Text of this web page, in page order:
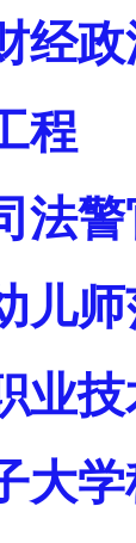
经
程
法
儿
业
大